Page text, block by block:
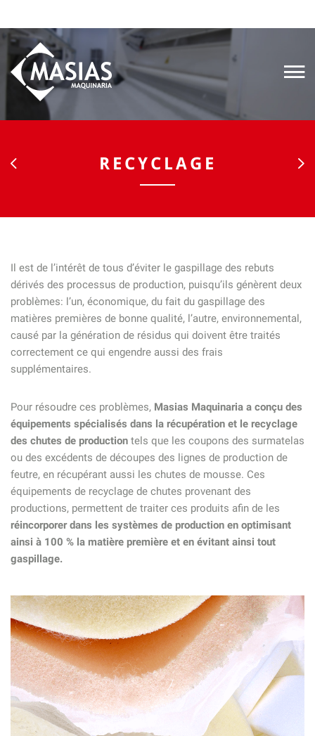
RECYCLAGE
Il est de l’intérêt de tous d’éviter le gaspillage des rebuts
dérivés des processus de production, puisqu’ils génèrent deux
problèmes: l’un, économique, du fait du gaspillage des
matières premières de bonne qualité, l’autre, environnemental,
causé par la génération de résidus qui doivent être traités
correctement ce qui engendre aussi des frais
supplémentaires.
Pour résoudre ces problèmes, Masias Maquinaria a conçu des
équipements spécialisés dans la récupération et le recyclage
des chutes de production tels que les coupons des surmatelas
ou des excédents de découpes des lignes de production de
feutre, en récupérant aussi les chutes de mousse. Ces
équipements de recyclage de chutes provenant des
productions, permettent de traiter ces produits afin de les
réincorporer dans les systèmes de production en optimisant
ainsi à 100 % la matière première et en évitant ainsi tout
gaspillage.